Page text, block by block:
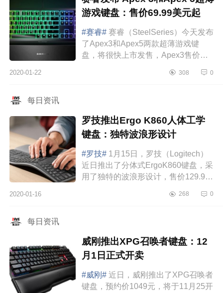
游戏键盘：售价69.99美元起
#赛睿# 赛睿（SteelSeries）今天发布
了Apex3和Apex5两款超薄游戏键
盘，将很快上市发售，Apex3售价
119.99美元（约826元）。两款拥有
2020-01-22 308 0
每日资讯
罗技推出Ergo K860人体工学
键盘：独特波浪形设计
#罗技# 1月15日，罗技（Logitech）
近日推出了分体式ErgoK860键盘，采
用了独特的波浪形设计，售价129.99
市。ErgoK860键盘的集成式腕托由三
2020-01-16 268 0
每日资讯
威刚推出XPG召唤者键盘：12
月1日正式开卖
#威刚# 近日，威刚推出了XPG召唤者
键盘，预约价1049元，将于11月25开